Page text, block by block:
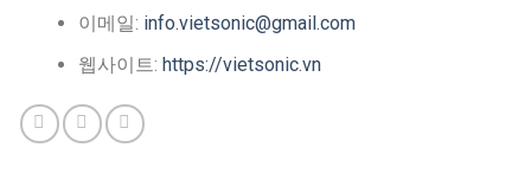
이메일: info.vietsonic@gmail.com
웹사이트: https://vietsonic.vn